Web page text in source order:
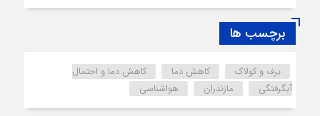
برچسب ها
برف و کولاک کاهش دما
کاهش دما و احتمال
آبگرفتگی
مازندران هواشناسی